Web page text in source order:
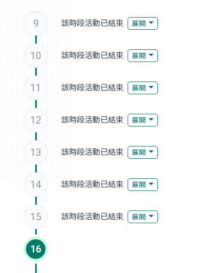
9 該時段活動已結束 展開
10 該時段活動已結束 展開
11 該時段活動已結束 展開
12 該時段活動已結束 展開
13 該時段活動已結束 展開
14 該時段活動已結束 展開
15 該時段活動已結束 展開
16